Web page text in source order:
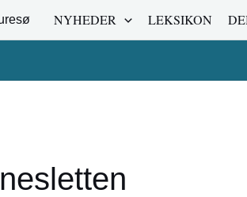
NYHEDER LEKSIKON